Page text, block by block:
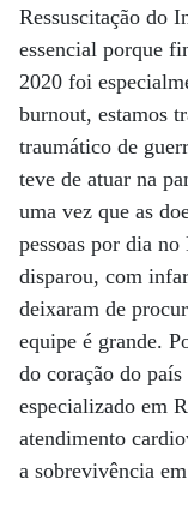
Ressuscitação do
essencial porque
2020 foi
burnout, estamos
traumático de
teve de atuar na
uma vez que as
pessoas por dia
disparou, com
deixaram de
equipe é grande.
do coração do
especializado em
atendimento
a sobrevivência